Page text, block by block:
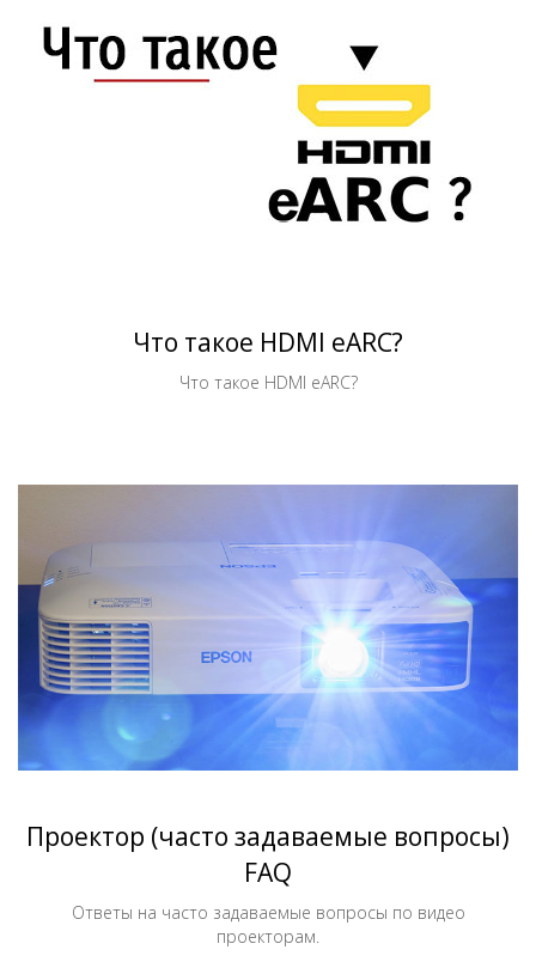
Что такое HDMI eARC?
Что такое HDMI eARC?
Проектор (часто задаваемые вопросы)
FAQ
Ответы на часто задаваемые вопросы по видео
проекторам.